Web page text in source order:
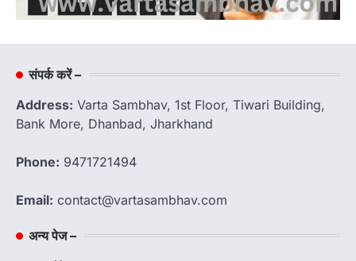
संपर्क करें –
Address: Varta Sambhav, 1st Floor, Tiwari Building,
Bank More, Dhanbad, Jharkhand
Phone: 9471721494
Email: contact@vartasambhav.com
अन्य पेज –